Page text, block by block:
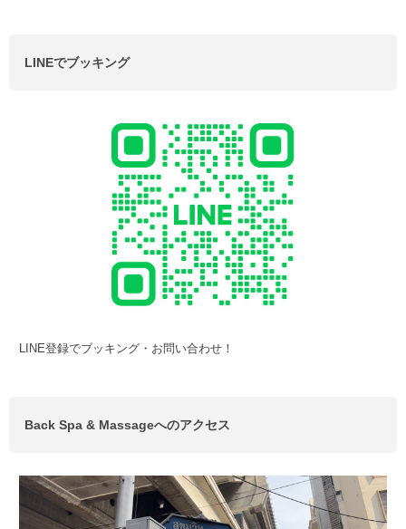
LINEでブッキング
LINE登録でブッキング・お問い合わせ！
Back Spa & Massageへのアクセス